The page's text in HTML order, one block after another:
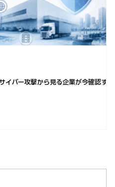
イバー攻撃から見る企業が今確認すべ